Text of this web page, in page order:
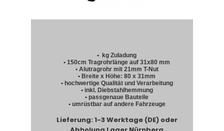
• kg Zuladung
• 150cm Tragrohrlänge auf 31x80 mm
• Alutragrohr mit 21mm T-Nut
• Breite x Höhe: 80 x 31mm
• hochwertige Qualität und Verarbeitung
• inkl. Diebstahlhemmung
• passgenaue Bauteile
• umrüstbar auf andere Fahrzeuge
Lieferung: 1-3 Werktage (DE) oder